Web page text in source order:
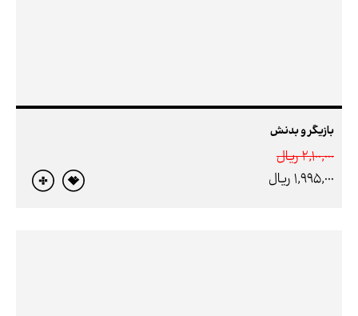
بازیگر و بدنش
2,100,000 ريال
1,995,000 ريال